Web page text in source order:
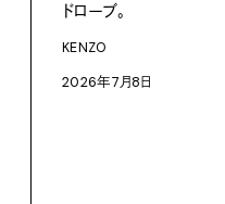
ドローブ。
KENZO
2026年7月8日